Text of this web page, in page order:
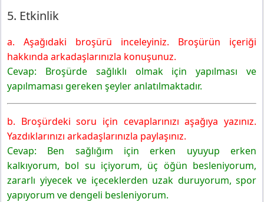
5. Etkinlik
a. Aşağıdaki broşürü inceleyiniz. Broşürün içeriği
hakkında arkadaşlarınızla konuşunuz.
Cevap: Broşürde sağlıklı olmak için yapılması ve
yapılmaması gereken şeyler anlatılmaktadır.
b. Broşürdeki soru için cevaplarınızı aşağıya yazınız.
Yazdıklarınızı arkadaşlarınızla paylaşınız.
Cevap: Ben sağlığım için erken uyuyup erken
kalkıyorum, bol su içiyorum, üç öğün besleniyorum,
zararlı yiyecek ve içeceklerden uzak duruyorum, spor
yapıyorum ve dengeli besleniyorum.